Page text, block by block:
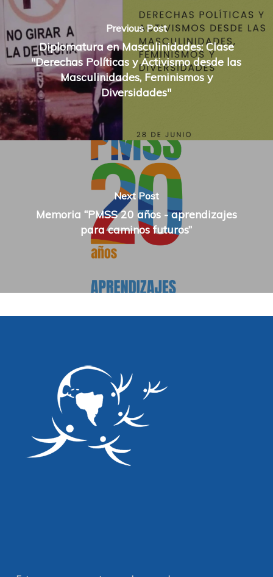
Previous Post
Diplomatura en Masculinidades: Clase
"Derechas Políticas y Activismo desde las
Masculinidades, Feminismos y
Diversidades"
Next Post
Memoria “PMSS 20 años - aprendizajes
para caminos futuros”